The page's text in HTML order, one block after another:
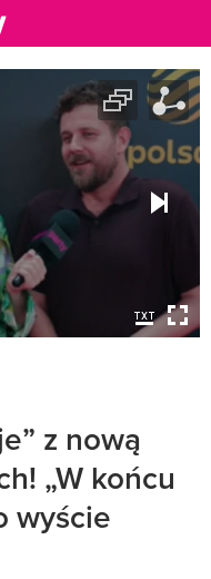
z nową
„W końcu
wyście